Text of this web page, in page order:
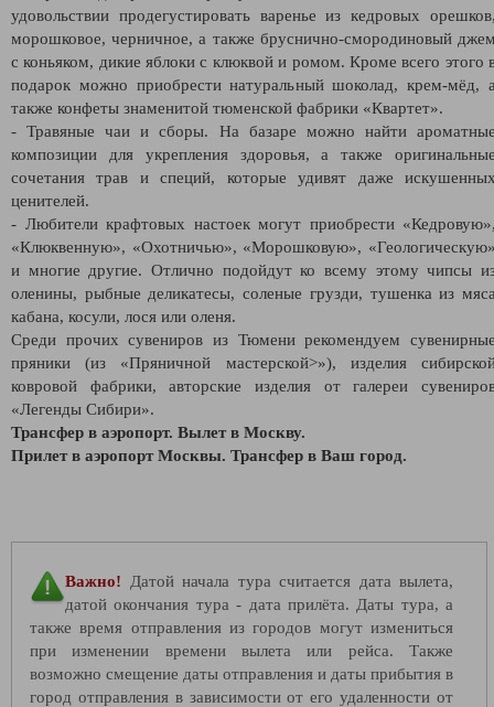
удовольствии продегустировать варенье из кедровых
морошковое, черничное, а также бруснично-смородиновый
с коньяком, дикие яблоки с клюквой и ромом. Кроме всего этого
подарок можно приобрести натуральный шоколад, крем-мёд,
также конфеты знаменитой тюменской фабрики «Квартет».
- Травяные чаи и сборы. На базаре можно найти
композиции для укрепления здоровья, а также
сочетания трав и специй, которые удивят даже
ценителей.
- Любители крафтовых настоек могут приобрести
«Клюквенную», «Охотничью», «Морошковую»,
и многие другие. Отлично подойдут ко всему этому чипсы
оленины, рыбные деликатесы, соленые грузди, тушенка из
кабана, косули, лося или оленя.
Среди прочих сувениров из Тюмени рекомендуем
пряники (из «Пряничной мастерской>»), изделия
ковровой фабрики, авторские изделия от галереи
«Легенды Сибири».
Трансфер в аэропорт. Вылет в Москву.
Прилет в аэропорт Москвы. Трансфер в Ваш город.
Важно! Датой начала тура считается дата вылета,
датой окончания тура - дата прилёта. Даты тура, а
также время отправления из городов могут измениться
при изменении времени вылета или рейса. Также
возможно смещение даты отправления и даты прибытия в
город отправления в зависимости от его удаленности от